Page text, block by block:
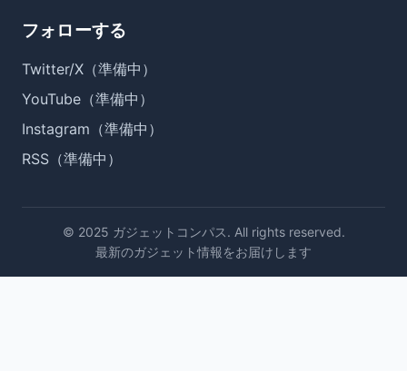
フォローする
Twitter/X（準備中）
YouTube（準備中）
Instagram（準備中）
RSS（準備中）
© 2025 ガジェットコンパス. All rights reserved.
最新のガジェット情報をお届けします